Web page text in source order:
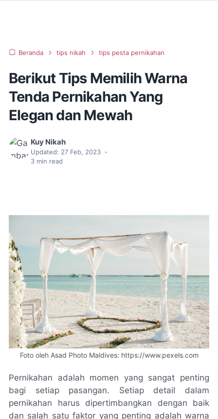
Beranda tips nikah tips pesta pernikahan
Berikut Tips Memilih Warna
Tenda Pernikahan Yang
Elegan dan Mewah
Kuy Nikah
Updated: 27 Feb, 2023 •
3 min read
Foto oleh Asad Photo Maldives: https://www.pexels.com
Pernikahan adalah momen yang sangat penting
bagi setiap pasangan. Setiap detail dalam
pernikahan harus dipertimbangkan dengan baik
dan salah satu faktor yang penting adalah warna